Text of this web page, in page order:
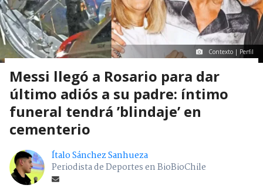
Contexto | Perfil
Messi llegó a Rosario para dar
último adiós a su padre: íntimo
funeral tendrá ’blindaje’ en
cementerio
Ítalo Sánchez Sanhueza
Periodista de Deportes en BioBioChile